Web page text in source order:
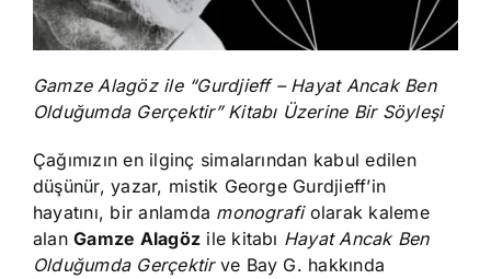
Gamze Alagöz ile “Gurdjieff – Hayat Ancak Ben
Olduğumda Gerçektir” Kitabı Üzerine Bir Söyleşi
Çağımızın en ilginç simalarından kabul edilen
düşünür, yazar, mistik George Gurdjieff’in
hayatını, bir anlamda monografiolarak kaleme
alanGamze Alagöz ile kitabı Hayat Ancak Ben
Olduğumda Gerçektir ve Bay G. hakkında